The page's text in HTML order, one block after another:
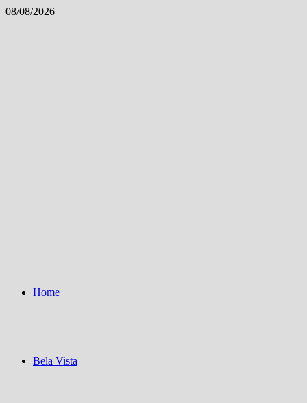
Skip
08/08/2026
Home
Bela Vista